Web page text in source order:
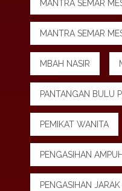
MANTRA SEMAR
MANTRA SEMAR
MBAH NASIR
PANTANGAN BULU
PEMIKAT WANITA
PENGASIHAN AMPUH
PENGASIHAN